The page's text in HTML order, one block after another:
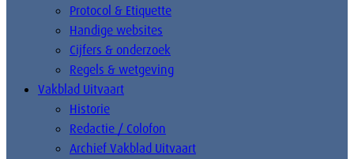
Protocol & Etiquette
Handige websites
Cijfers & onderzoek
Regels & wetgeving
Vakblad Uitvaart
Historie
Redactie / Colofon
Archief Vakblad Uitvaart